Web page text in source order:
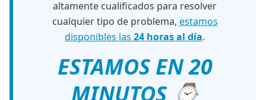
altamente cualificados para resolver
cualquier tipo de problema, estamos
disponibles las 24 horas al día.
ESTAMOS EN 20
MINUTOS ⌚